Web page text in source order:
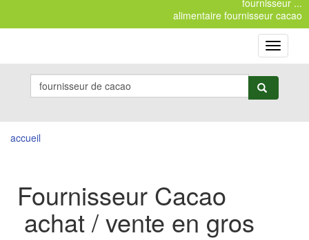
fournisseur ...
alimentaire fournisseur cacao
Toggle
accueil
Fournisseur Cacao
achat / vente en gros